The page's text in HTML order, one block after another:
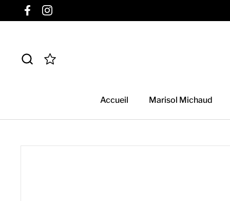
Passer au contenu
FacebookInstagram
Accueil Marisol Michaud